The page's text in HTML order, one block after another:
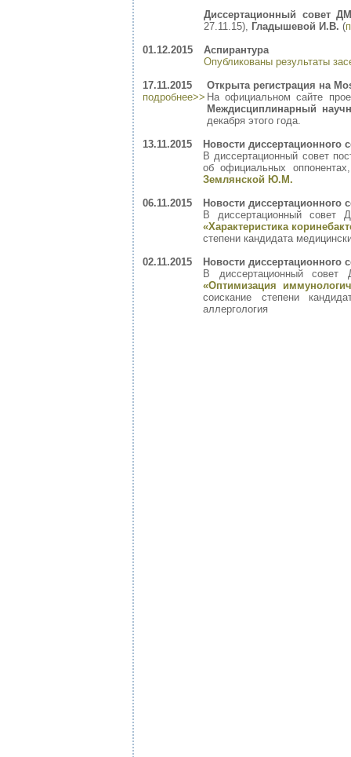
Диссертационный совет
27.11.15), Гладышевой И.В. (
01.12.2015
Аспирантура
Опубликованы результаты
17.11.2015
подробнее>>
Открыта регистрация на
На официальном сайте
Междисциплинарный
декабря этого года.
13.11.2015
Новости диссертационного
В диссертационный совет
об официальных
Землянской Ю.М.
06.11.2015
Новости диссертационного
В диссертационный совет
«Характеристика
степени кандидата
02.11.2015
Новости диссертационного
В диссертационный
«Оптимизация
соискание степени
аллергология